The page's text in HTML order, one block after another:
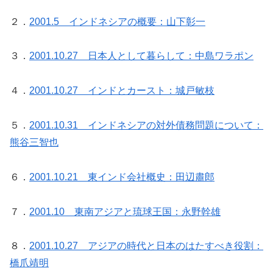
２． 2001.5 インドネシアの概要：山下彰一
３． 2001.10.27 日本人として暮らして：中島ワラポン
４． 2001.10.27 インドとカースト：城戸敏枝
５． 2001.10.31 インドネシアの対外債務問題について：
熊谷三智也
６． 2001.10.21 東インド会社概史：田辺肅郎
７． 2001.10 東南アジアと琉球王国：永野幹雄
８． 2001.10.27 アジアの時代と日本のはたすべき役割：
橋爪靖明